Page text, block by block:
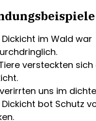
Dickicht im Wald war
versteckten
uns im
Dickicht bot Schutz